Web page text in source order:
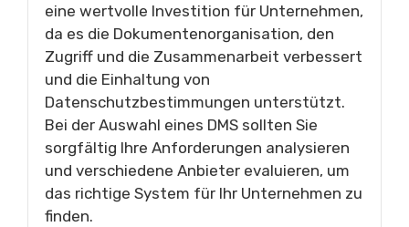
eine wertvolle Investition für Unternehmen,
da es die Dokumentenorganisation, den
Zugriff und die Zusammenarbeit verbessert
und die Einhaltung von
Datenschutzbestimmungen unterstützt.
Bei der Auswahl eines DMS sollten Sie
sorgfältig Ihre Anforderungen analysieren
und verschiedene Anbieter evaluieren, um
das richtige System für Ihr Unternehmen zu
finden.